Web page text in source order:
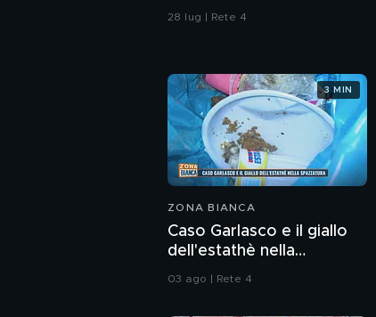
28 lug | Rete 4
ZONA BIANCA
Caso Garlasco e il giallo
dell'estathè nella
spazzatura
03 ago | Rete 4
3 MIN